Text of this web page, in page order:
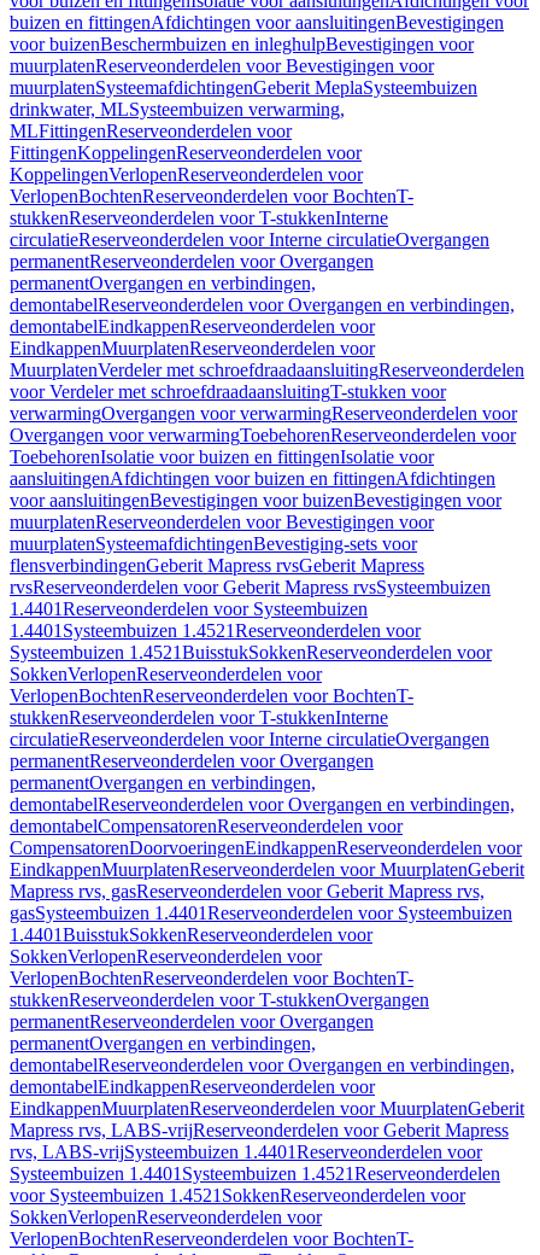
buizen en fittingenAfdichtingen voor aansluitingenBevestigingen
voor buizenBeschermbuizen en inleghulpBevestigingen voor
muurplatenReserveonderdelen voor Bevestigingen voor
muurplatenSysteemafdichtingenGeberit MeplaSysteembuizen
drinkwater, MLSysteembuizen verwarming,
MLFittingenReserveonderdelen voor
FittingenKoppelingenReserveonderdelen voor
KoppelingenVerlopenReserveonderdelen voor
VerlopenBochtenReserveonderdelen voor BochtenT-
stukkenReserveonderdelen voor T-stukkenInterne
circulatieReserveonderdelen voor Interne circulatieOvergangen
permanentReserveonderdelen voor Overgangen
permanentOvergangen en verbindingen,
demontabelReserveonderdelen voor Overgangen en verbindingen,
demontabelEindkappenReserveonderdelen voor
EindkappenMuurplatenReserveonderdelen voor
MuurplatenVerdeler met schroefdraadaansluitingReserveonderdelen
voor Verdeler met schroefdraadaansluitingT-stukken voor
verwarmingOvergangen voor verwarmingReserveonderdelen voor
Overgangen voor verwarmingToebehorenReserveonderdelen voor
ToebehorenIsolatie voor buizen en fittingenIsolatie voor
aansluitingenAfdichtingen voor buizen en fittingenAfdichtingen
voor aansluitingenBevestigingen voor buizenBevestigingen voor
muurplatenReserveonderdelen voor Bevestigingen voor
muurplatenSysteemafdichtingenBevestiging-sets voor
flensverbindingenGeberit Mapress rvsGeberit Mapress
rvsReserveonderdelen voor Geberit Mapress rvsSysteembuizen
1.4401Reserveonderdelen voor Systeembuizen
1.4401 Systeembuizen 1.4521Reserveonderdelen voor
Systeembuizen 1.4521BuisstukSokkenReserveonderdelen voor
SokkenVerlopenReserveonderdelen voor
VerlopenBochtenReserveonderdelen voor BochtenT-
stukkenReserveonderdelen voor T-stukkenInterne
circulatieReserveonderdelen voor Interne circulatieOvergangen
permanentReserveonderdelen voor Overgangen
permanentOvergangen en verbindingen,
demontabelReserveonderdelen voor Overgangen en verbindingen,
demontabelCompensatorenReserveonderdelen voor
CompensatorenDoorvoeringenEindkappenReserveonderdelen voor
EindkappenMuurplatenReserveonderdelen voor MuurplatenGeberit
Mapress rvs, gasReserveonderdelen voor Geberit Mapress rvs,
gasSysteembuizen 1.4401Reserveonderdelen voor Systeembuizen
1.4401BuisstukSokkenReserveonderdelen voor
SokkenVerlopenReserveonderdelen voor
VerlopenBochtenReserveonderdelen voor BochtenT-
stukkenReserveonderdelen voor T-stukkenOvergangen
permanentReserveonderdelen voor Overgangen
permanentOvergangen en verbindingen,
demontabelReserveonderdelen voor Overgangen en verbindingen,
demontabelEindkappenReserveonderdelen voor
EindkappenMuurplatenReserveonderdelen voor MuurplatenGeberit
Mapress rvs, LABS-vrijReserveonderdelen voor Geberit Mapress
rvs, LABS-vrijSysteembuizen 1.4401Reserveonderdelen voor
Systeembuizen 1.4401 Systeembuizen 1.4521Reserveonderdelen
voor Systeembuizen 1.4521 SokkenReserveonderdelen voor
SokkenVerlopenReserveonderdelen voor
VerlopenBochtenReserveonderdelen voor BochtenT-